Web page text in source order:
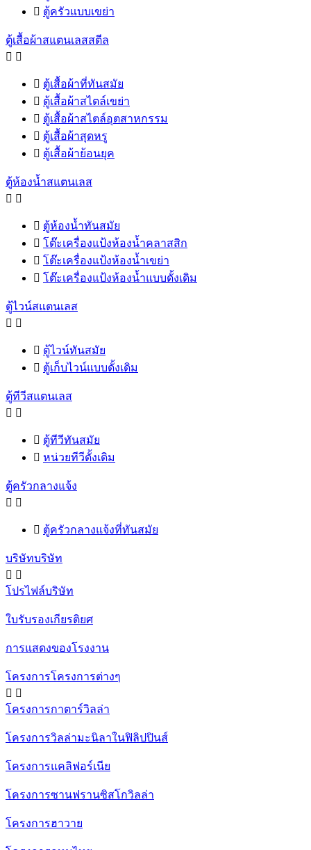
 ตู้ครัวแบบเขย่า
ตู้เสื้อผ้าสแตนเลสสตีล
 
 ตู้เสื้อผ้าที่ทันสมัย
 ตู้เสื้อผ้าสไตล์เขย่า
 ตู้เสื้อผ้าสไตล์อุตสาหกรรม
 ตู้เสื้อผ้าสุดหรู
 ตู้เสื้อผ้าย้อนยุค
ตู้ห้องน้ำสแตนเลส
 
 ตู้ห้องน้ำทันสมัย
 โต๊ะเครื่องแป้งห้องน้ำคลาสสิก
 โต๊ะเครื่องแป้งห้องน้ำเขย่า
 โต๊ะเครื่องแป้งห้องน้ำแบบดั้งเดิม
ตู้ไวน์สแตนเลส
 
 ตู้ไวน์ทันสมัย
 ตู้เก็บไวน์แบบดั้งเดิม
ตู้ทีวีสแตนเลส
 
 ตู้ทีวีทันสมัย
 หน่วยทีวีดั้งเดิม
ตู้ครัวกลางแจ้ง
 
 ตู้ครัวกลางแจ้งที่ทันสมัย
บริษัทบริษัท
 
โปรไฟล์บริษัท
ใบรับรองเกียรติยศ
การแสดงของโรงงาน
โครงการโครงการต่างๆ
 
โครงการกาตาร์วิลล่า
โครงการวิลล่ามะนิลาในฟิลิปปินส์
โครงการแคลิฟอร์เนีย
โครงการซานฟรานซิสโกวิลล่า
โครงการฮาวาย